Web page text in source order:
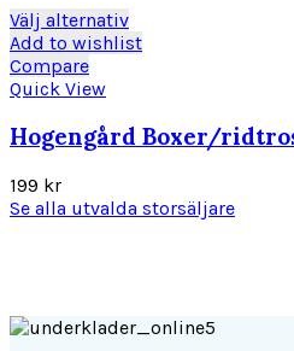
väljas
på
produktsidan
var:
597 kr.
är:
497 kr.
Välj alternativDen
här
varianter.
alternativen
kan
Add to wishlist
Compare
Quick View
Hogengård Boxer/
199 kr
Se alla utvalda storsäljare